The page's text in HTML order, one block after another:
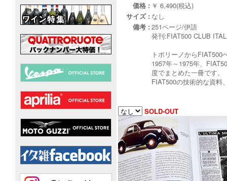
価格 : ￥ 6,490(税込)
サイズ : なし
備考 : 251ページ/伊語
発刊:FIAT500 CLUB
トポリーノからFIAT500
1957年～1975年、
度でまとめた一冊です。
FIAT500の技術的な資料
SOLD-OUT